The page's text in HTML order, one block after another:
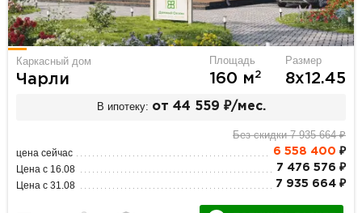
Каркасный дом
Чарли
Площадь
160 м2
Размер
8х12.45
В ипотеку: от 44 559 ₽/мес.
Без скидки 7 935 664 ₽
цена сейчас 6 558 400 ₽
Цена с 16.08 7 476 576 ₽
Цена с 31.08 7 935 664 ₽